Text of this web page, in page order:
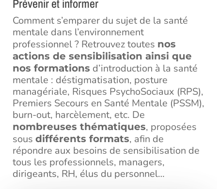
Prévenir et informer
Comment s’emparer du sujet de la santé
mentale dans l’environnement
professionnel ? Retrouvez toutes nos
actions de sensibilisation ainsi que
nos formations d’introduction à la santé
mentale : déstigmatisation, posture
managériale, Risques PsychoSociaux (RPS),
Premiers Secours en Santé Mentale (PSSM),
burn-out, harcèlement, etc. De
nombreuses thématiques, proposées
sous différents formats, afin de
répondre aux besoins de sensibilisation de
tous les professionnels, managers,
dirigeants, RH, élus du personnel…